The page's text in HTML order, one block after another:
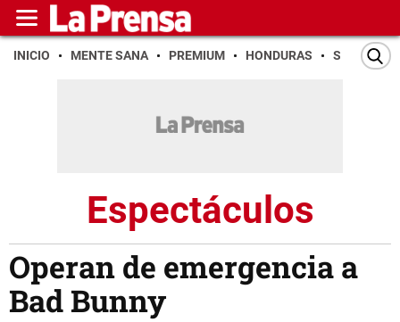
INICIO MENTE SANA PREMIUM HONDURAS SAN PEDRO
Espectáculos
Operan de emergencia a
Bad Bunny